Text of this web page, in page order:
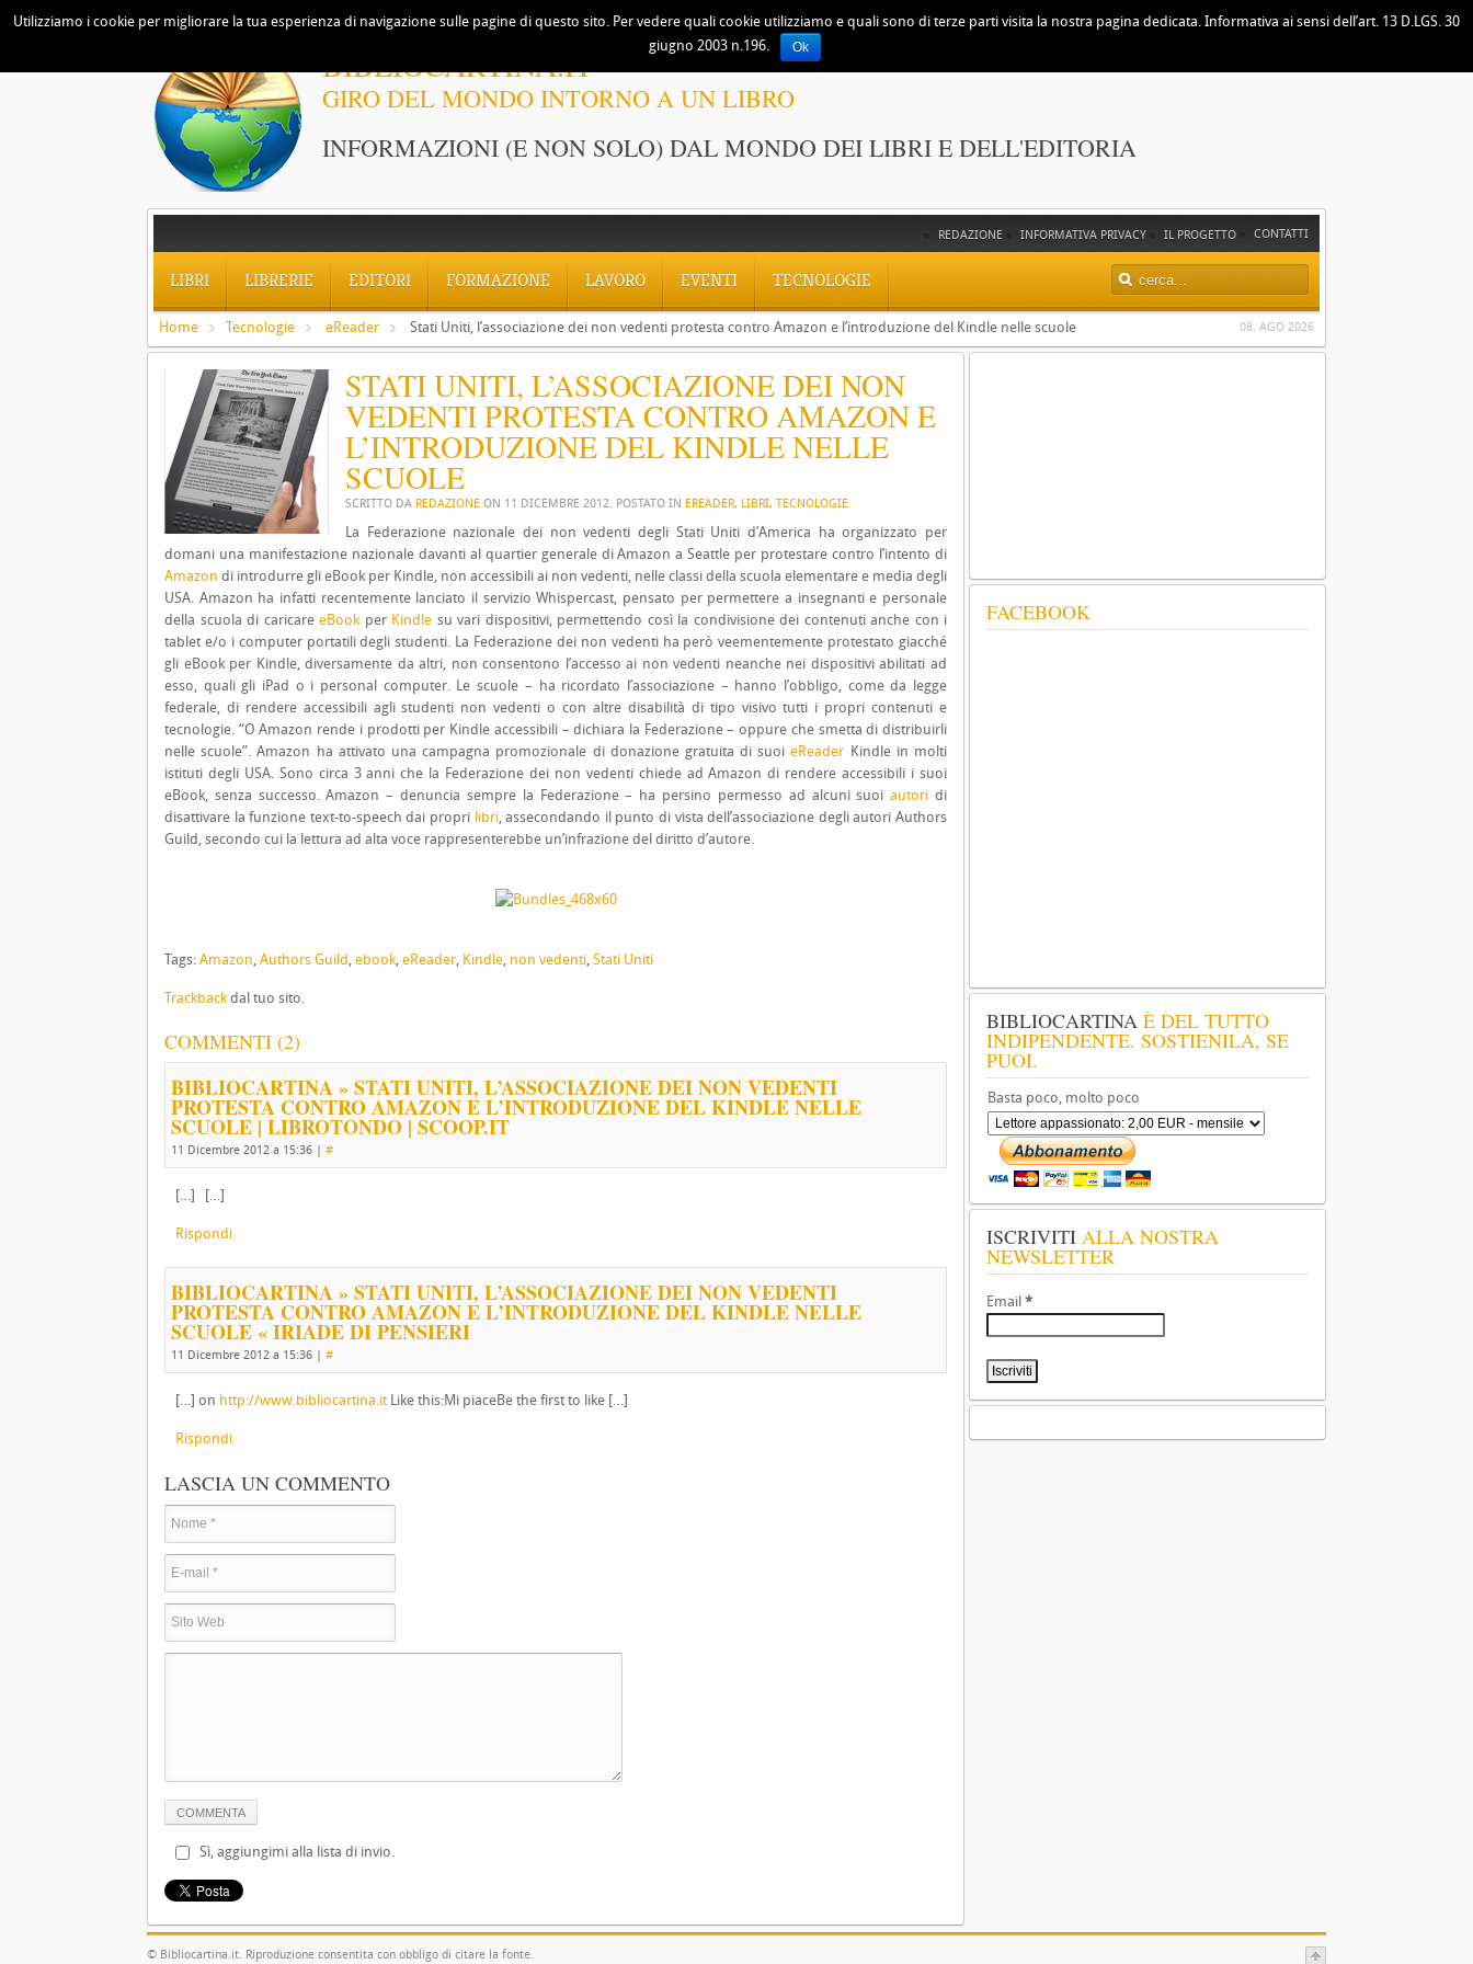
BIBLIOCARTINA.IT
GIRO DEL MONDO INTORNO A UN LIBRO
INFORMAZIONI (E NON SOLO) DAL MONDO DEI LIBRI E DELL'EDITORIA
CONTATTI
IL PROGETTO
INFORMATIVA PRIVACY
REDAZIONE
LIBRI LIBRERIE EDITORI FORMAZIONE LAVORO EVENTI TECNOLOGIE
08. AGO 2026
Home Tecnologie eReader Stati Uniti, l’associazione dei non vedenti protesta contro Amazon e l’introduzione del Kindle nelle scuole
STATI UNITI, L’ASSOCIAZIONE DEI NON
VEDENTI PROTESTA CONTRO AMAZON E
L’INTRODUZIONE DEL KINDLE NELLE
SCUOLE
SCRITTO DA REDAZIONE ON 11 DICEMBRE 2012. POSTATO IN EREADER, LIBRI, TECNOLOGIE
La Federazione nazionale dei non vedenti degli Stati Uniti d’America ha organizzato per
domani una manifestazione nazionale davanti al quartier generale di Amazon a Seattle per protestare contro l’intento di
Amazon di introdurre gli eBook per Kindle, non accessibili ai non vedenti, nelle classi della scuola elementare e media degli
USA. Amazon ha infatti recentemente lanciato il servizio Whispercast, pensato per permettere a insegnanti e personale
della scuola di caricare eBookper Kindle su vari dispositivi, permettendo così la condivisione dei contenuti anche con i
tablet e/o i computer portatili degli studenti. La Federazione dei non vedenti ha però veementemente protestato giacché
gli eBook per Kindle, diversamente da altri, non consentono l’accesso ai non vedenti neanche nei dispositivi abilitati ad
esso, quali gli iPad o i personal computer. Le scuole – ha ricordato l’associazione – hanno l’obbligo, come da legge
federale, di rendere accessibili agli studenti non vedenti o con altre disabilità di tipo visivo tutti i propri contenuti e
tecnologie. “O Amazon rende i prodotti per Kindle accessibili – dichiara la Federazione – oppure che smetta di distribuirli
nelle scuole”. Amazon ha attivato una campagna promozionale di donazione gratuita di suoieReader Kindle in molti
istituti degli USA. Sono circa 3 anni che la Federazione dei non vedenti chiede ad Amazon di rendere accessibili i suoi
eBook, senza successo. Amazon – denuncia sempre la Federazione – ha persino permesso ad alcuni suoiautori di
disattivare la funzione text-to-speech dai propri libri, assecondando il punto di vista dell’associazione degli autori Authors
Guild, secondo cui la lettura ad alta voce rappresenterebbe un’infrazione del diritto d’autore.
Tags: Amazon, Authors Guild, ebook, eReader, Kindle, non vedenti, Stati Uniti
Trackbackdal tuo sito.
COMMENTI (2)
BIBLIOCARTINA » STATI UNITI, L’ASSOCIAZIONE DEI NON VEDENTI
PROTESTA CONTRO AMAZON E L’INTRODUZIONE DEL KINDLE NELLE
SCUOLE | LIBROTONDO | SCOOP.IT
11 Dicembre 2012 a 15:36 | #
[…] […]
Rispondi
BIBLIOCARTINA » STATI UNITI, L’ASSOCIAZIONE DEI NON VEDENTI
PROTESTA CONTRO AMAZON E L’INTRODUZIONE DEL KINDLE NELLE
SCUOLE « IRIADE DI PENSIERI
11 Dicembre 2012 a 15:36 | #
[…] on http://www.bibliocartina.itLike this:Mi piaceBe the first to like […]
Rispondi
LASCIA UN COMMENTO
Sì, aggiungimi alla lista di invio.
FACEBOOK
BIBLIOCARTINA È DEL TUTTO
INDIPENDENTE. SOSTIENILA, SE
PUOI.
Basta poco, molto poco
ISCRIVITI ALLA NOSTRA
NEWSLETTER
Email *
© Bibliocartina.it. Riproduzione consentita con obbligo di citare la fonte.
Utilizziamo i cookie per migliorare la tua esperienza di navigazione sulle pagine di questo sito. Per vedere quali cookie utilizziamo e quali sono di terze parti visita la nostra pagina dedicata. Informativa ai sensi dell’art. 13 D.LGS. 30
giugno 2003 n.196.
Ok